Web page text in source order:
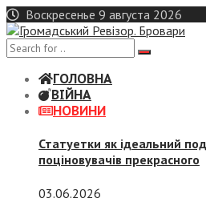
Skip
to
content
Воскресенье 9 августа 2026
ГОЛОВНА
ВІЙНА
НОВИНИ
Статуетки як ідеальний
поціновувачів прекрасного
03.06.2026